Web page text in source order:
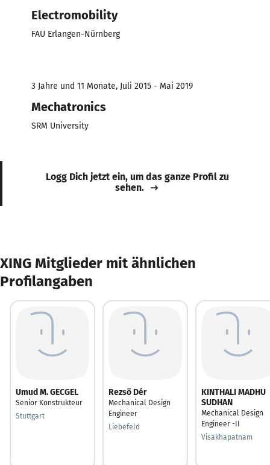
Electromobility
FAU Erlangen-Nürnberg
3 Jahre und 11 Monate, Juli 2015 - Mai 2019
Mechatronics
SRM University
Logg Dich jetzt ein, um das ganze Profil zu
sehen.
XING Mitglieder mit ähnlichen
Profilangaben
Umud M. GECGEL
Senior Konstrukteur
Stuttgart
Rezsö Dér
Mechanical Design
Engineer
Liebefeld
KINTHALI MADHU
SUDHAN
Mechanical Design
Engineer -II
Visakhapatnam